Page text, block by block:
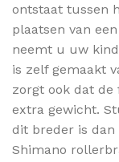
ontstaat tussen
plaatsen van
neemt u uw
is zelf gemaakt
zorgt ook dat de
extra gewicht.
dit breder is dan
Shimano